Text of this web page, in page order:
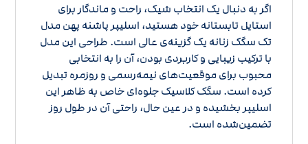
اگر به دنبال یک انتخاب شیک، راحت و ماندگار برای
استایل تابستانه خود هستید، اسلیپر پاشنه پهن مدل
تک سگک زنانه یک گزینه‌ی عالی است. طراحی این مدل
با ترکیب زیبایی و کاربردی بودن، آن را به انتخابی
محبوب برای موقعیت‌های نیمه‌رسمی و روزمره تبدیل
کرده است. سگک کلاسیک جلوه‌ای خاص به ظاهر این
اسلیپر بخشیده و در عین حال، راحتی آن در طول روز
تضمین‌شده است.